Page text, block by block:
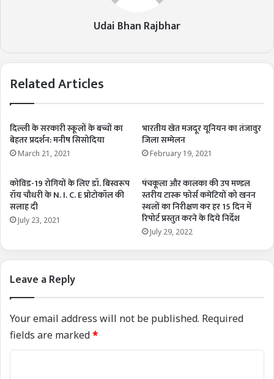
Udai Bhan Rajbhar
Related Articles
दिल्ली के सरकारी स्कूलों के बच्चों का
बेहतर प्रदर्शन: मनीष सिसोदिया
March 21, 2021
भारतीय खेत मजदूर यूनियन का तंजावुर
जिला सम्मेलन
February 19, 2021
कोविड-19 रोगियों के लिए डॉ. बिस्वरूप
रॉय चौधरी के N. I. C. E प्रोटोकॉल की
सलाह दी
July 23, 2021
पंचकूला और कालका की उप मण्डल
स्तरीय टास्क फोर्स कमेटियों को खनन
स्थलों का निरीक्षण कर हर 15 दिन में
रिपोर्ट प्रस्तुत करने के दिये निर्देश
July 29, 2022
Leave a Reply
Your email address will not be published. Required
fields are marked*